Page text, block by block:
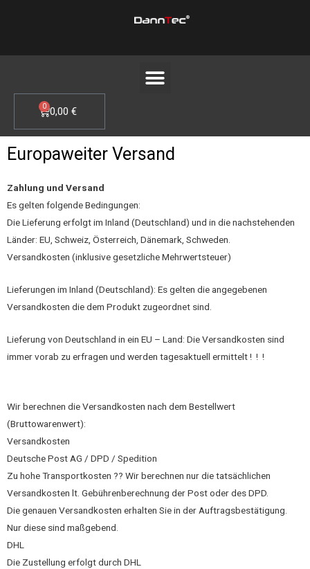
Menü
0,00 €
0 WARENKORB
Europaweiter Versand
Zahlung und Versand
Es gelten folgende Bedingungen:
Die Lieferung erfolgt im Inland (Deutschland) und in die nachstehenden
Länder: EU, Schweiz, Österreich, Dänemark, Schweden.
Versandkosten (inklusive gesetzliche Mehrwertsteuer)
Lieferungen im Inland (Deutschland): Es gelten die angegebenen
Versandkosten die dem Produkt zugeordnet sind.
Lieferung von Deutschland in ein EU – Land: Die Versandkosten sind
immer vorab zu erfragen und werden tagesaktuell ermittelt ! ! !
Wir berechnen die Versandkosten nach dem Bestellwert
(Bruttowarenwert):
Versandkosten
Deutsche Post AG / DPD / Spedition
Zu hohe Transportkosten ?? Wir berechnen nur die tatsächlichen
Versandkosten lt. Gebührenberechnung der Post oder des DPD.
Die genauen Versandkosten erhalten Sie in der Auftragsbestätigung.
Nur diese sind maßgebend.
DHL
Die Zustellung erfolgt durch DHL